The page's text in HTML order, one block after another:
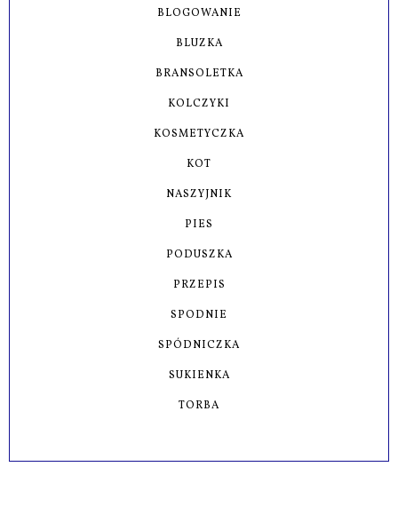
BLOGOWANIE
BLUZKA
BRANSOLETKA
KOLCZYKI
KOSMETYCZKA
KOT
NASZYJNIK
PIES
PODUSZKA
PRZEPIS
SPODNIE
SPÓDNICZKA
SUKIENKA
TORBA